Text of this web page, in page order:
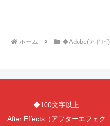
ホーム ◆Adobe(アドビ)
◆100文字以上
After Effects（アフターエフェク